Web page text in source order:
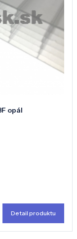
opál
Detail produktu